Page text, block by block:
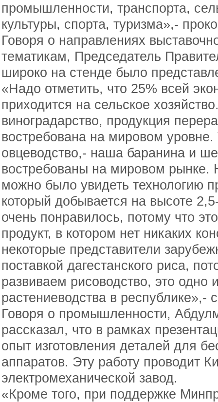
промышленности, транспорта,
культуры, спорта, туризма»,-
Говоря о направлениях
тематикам, Председатель
широко на стенде было
«Надо отметить, что 25% всей
приходится на сельское
виноградарство, продукция
востребована на мировом
овцеводство,- наша баранина и
востребованы на мировом рынке.
можно было увидеть технологию
который добывается на высоте
очень понравилось, потому что
продукт, в котором нет никаких
некоторые представители
поставкой дагестанского риса,
развиваем рисоводство, это одно
растениеводства в республике»,-
Говоря о промышленности,
рассказал, что в рамках
опыт изготовления деталей для
аппаратов. Эту работу проводит
электромеханической завод.
«Кроме того, при поддержке